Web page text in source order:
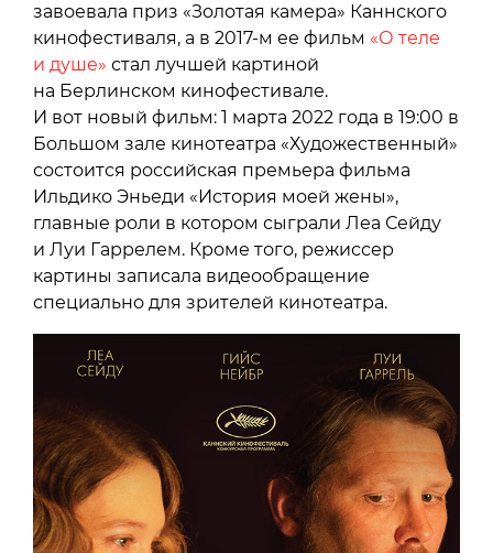
завоевала приз «Золотая камера» Каннского
кинофестиваля, а в 2017-м ее фильм «О теле
и душе» стал лучшей картиной
на Берлинском кинофестивале.
И вот новый фильм: 1 марта 2022 года в 19:00 в
Большом зале кинотеатра «Художественный»
состоится российская премьера фильма
Ильдико Эньеди «История моей жены»,
главные роли в котором сыграли Леа Сейду
и Луи Гаррелем. Кроме того, режиссер
картины записала видеообращение
специально для зрителей кинотеатра.